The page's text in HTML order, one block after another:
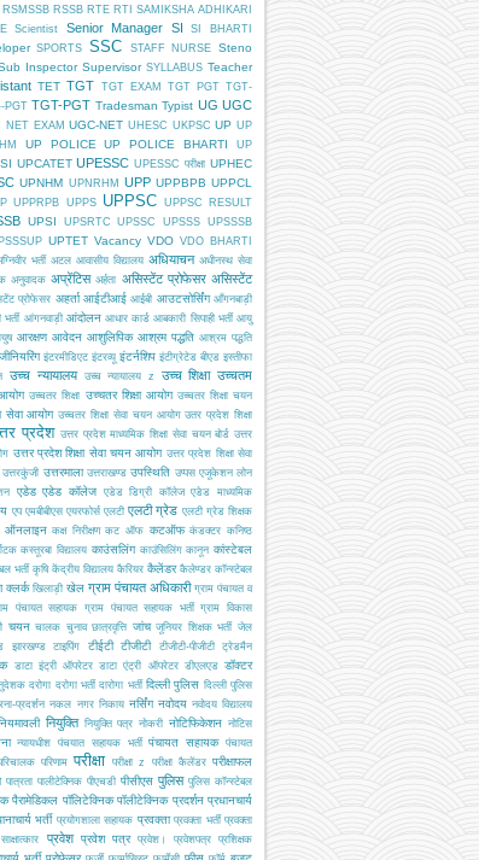
RSMSSB RSSB RTE RTI SAMIKSHA ADHIKARI
Scientist Senior Manager SI SI BHARTI
SPORTS SSC STAFF NURSE
Steno
Inspector Supervisor SYLLABUS Teacher
TET TGT TGT EXAM TGT PGT TGT-
PGT TGT-PGT Tradesman Typist UG UGC
NET EXAM UGC-NET UHESC UKPSC UP UP
UP POLICE UP POLICE BHARTI
UP
UPCATET UPESSC UPESSC परीक्षा UPHEC
UPNHM UPNRHM UPP UPPBPB UPPCL
UPPRPB UPPS UPPSC UPPSC RESULT
UPSI UPSRTC UPSSC UPSSS UPSSSB
UPTET Vacancy VDO VDO BHARTI
भर्ती अटल आवासीय विद्यालय अधियाचन अधीनस्थ सेवा
अनुवादक अप्रेंटिस अर्हता असिस्टेंट प्रोफेसर असिस्टेंट
प्रोफेसर अहर्ता आईटीआई आईबी आउटसोर्सिंग आँगनबाड़ी
आंगनवाड़ी आंदोलन आधार कार्ड आबकारी सिपाही भर्ती आयु
आरक्षण आवेदन आशुलिपिक आश्रम पद्धति आश्रम पद्धति
इंटरमीडिएट इंटरव्यू इंटर्नशिप इंटीग्रेटेड बीएड इस्तीफा
उच्च न्यायालय उच्च न्यायालय z उच्च शिक्षा उच्चतम
उच्चतर शिक्षा उच्चतर शिक्षा आयोग उच्चतर शिक्षा चयन
सेवा आयोग उच्चतर शिक्षा सेवा चयन आयोग उतर प्रदेश शिक्षा
प्रदेश उत्तर प्रदेश माध्यमिक शिक्षा सेवा चयन बोर्ड उत्तर
उत्तर प्रदेश शिक्षा सेवा चयन आयोग उत्तर प्रदेश शिक्षा सेवा
उत्तरकुंजी उत्तरमाला उत्तराखण्ड उपस्थिति उप्पस एजूकेशन लोन
एडेड एडेड कॉलेज एडेड डिग्री कॉलेज एडेड माध्यमिक
एप एमबीबीएस एयरफोर्स एलटी एलटी ग्रेड एलटी ग्रेड शिक्षक
ऑनलाइन कक्ष निरीक्षण कट ऑफ कटऑफ कंडक्टर कनिष्ठ
कस्तूरबा विद्यालय काउंसलिंग काउंसिलिंग कानून कांस्टेबल
भर्ती कृषि केंद्रीय विद्यालय कैरियर कैलेंडर कैलेण्डर कॉन्स्टेबल
क्लर्क खिलाड़ी खेल ग्राम पंचायत अधिकारी ग्राम पंचायत व
पंचायत सहायक ग्राम पंचायत सहायक भर्ती ग्राम विकास
चयन चालक चुनाव छात्रवृत्ति जांच जूनियर शिक्षक भर्ती जेल
झारखण्ड टाइपिंग टीईटी टीजीटी टीजीटी-पीजीटी
ट्रेडमैन
डाटा इंट्री ऑपरेटर डाटा एंट्री ऑपरेटर डीएलएड डॉक्टर
दरोगा दरोगा भर्ती दारोगा भर्ती दिल्ली पुलिस दिल्ली पुलिस
प्रदर्शन नकल नगर निकाय नर्सिंग नवोदय नवोदय विद्यालय
नियुक्ति नियुक्ति पत्र नोकरी नोटिफिकेशन नोटिस
न्यायधीश पंचयात सहायक भर्ती पंचायत सहायक पंचायत
परिणाम परीक्षा परीक्षा z परीक्षा कैलेंडर परीक्षाफल
पात्रता पालीटेक्निक पीएचडी पीसीएस पुलिस पुलिस कॉन्स्टेबल
पैरामेडिकल पॉलिटेक्निक पॉलीटेक्निक प्रदर्शन प्रधानचार्य
भर्ती प्रयोगशाला सहायक प्रवक्ता प्रवक्ता भर्ती प्रवक्ता
प्रवेश प्रवेश पत्र प्रवेश। प्रवेशपत्र प्रशिक्षक